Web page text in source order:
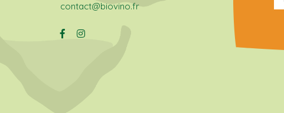
contact@biovino.fr